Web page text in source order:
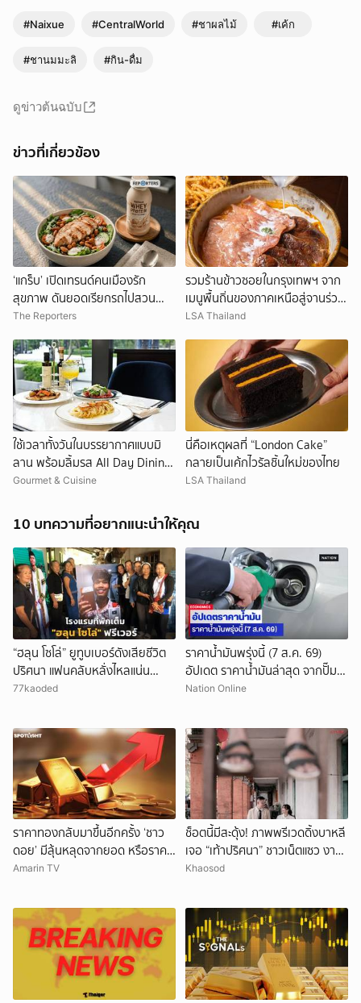
#Naixue #CentralWorld #ชาผลไม้ #เค้ก
#ชานมมะลิ #กิน-ดื่ม
ดูข่าวต้นฉบับ
ข่าวที่เกี่ยวข้อง
‘แกร็บ’ เปิดเทรนด์คนเมืองรัก
สุขภาพ ดันยอดเรียกรถไปสวน
สาธารณะพุ่ง 5 เท่า สั่งกาแฟดำ-
The Reporters
รวมร้านข้าวซอยในกรุงเทพฯ จาก
เมนูพื้นถิ่นของภาคเหนือสู่จานร่วม
สมัย
LSA Thailand
ใช้เวลาทั้งวันในบรรยากาศแบบมิ
ลาน พร้อมลิ้มรส All Day Dining
ต้นตำรับอิตาลีที่ COVA Bangkok
Gourmet & Cuisine
นี่คือเหตุผลที่ “London Cake”
กลายเป็นเค้กไวรัลชิ้นใหม่ของไทย
LSA Thailand
10 บทความที่อยากแนะนำให้คุณ
“ฮลุน โซโล่” ยูทูบเบอร์ดังเสียชีวิต
ปริศนา แฟนคลับหลั่งไหลแน่น
กาฬสินธุ์ โรงแรมที่พักเต็ม
77kaoded
ราคาน้ำมันพรุ่งนี้ (7 ส.ค. 69)
อัปเดต ราคาน้ำมันล่าสุด จากปั๊ม
ใหญ่
Nation Online
ราคาทองกลับมาขึ้นอีกครั้ง ‘ชาว
ดอย’ มีลุ้นหลุดจากยอด หรือราคา
จะลงอีก?
Amarin TV
ช็อตนี้มีสะดุ้ง! ภาพพรีเวดดิ้งบาหลี
เจอ “เท้าปริศนา” ชาวเน็ตแซว งาน
แต่งหรือหนังผี
Khaosod